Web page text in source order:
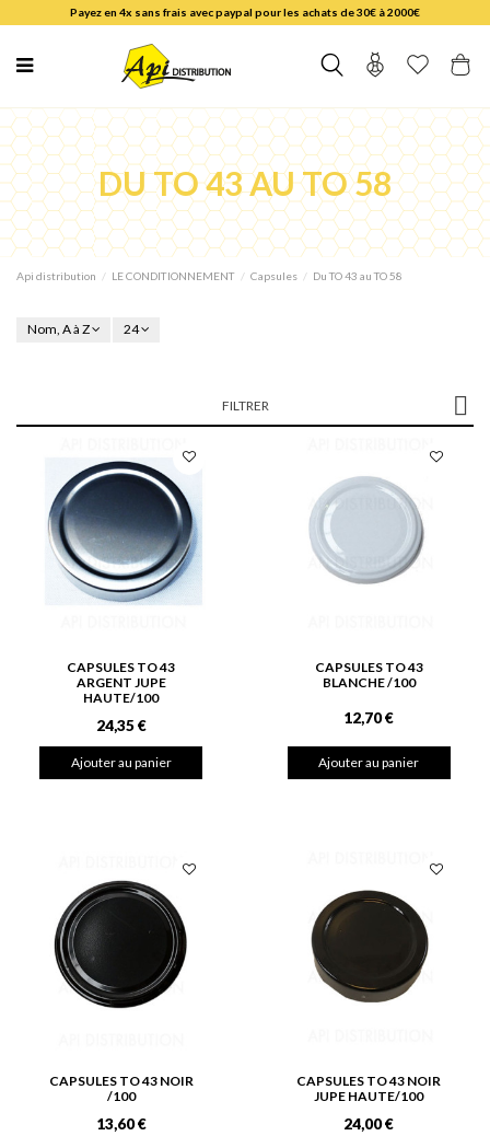
Payez en 4x sans frais avec paypal pour les achats de 30€ à 2000€
DU TO 43 AU TO 58
Api distribution LE CONDITIONNEMENT Capsules Du TO 43 au TO 58
Nom, A à Z 24
FILTRER
CAPSULES TO 43
ARGENT JUPE
HAUTE/100
24,35 €
Ajouter au panier
CAPSULES TO 43
BLANCHE /100
12,70 €
Ajouter au panier
CAPSULES TO 43 NOIR
/100
13,60 €
CAPSULES TO 43 NOIR
JUPE HAUTE/100
24,00 €